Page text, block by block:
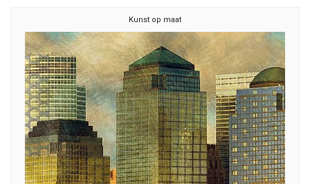
Kunst op maat